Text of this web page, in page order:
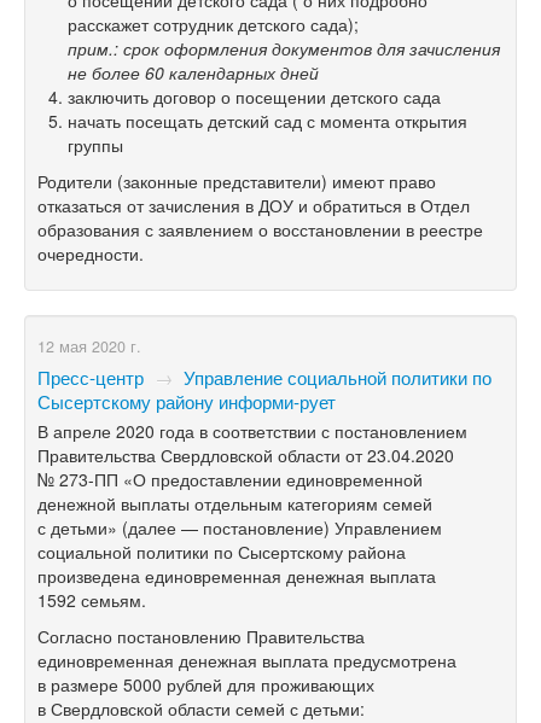
расскажет сотрудник детского сада);
прим.: срок оформления документов для зачисления
не более 60 календарных дней
заключить договор о посещении детского сада
начать посещать детский сад с момента открытия
группы
Родители (законные представители) имеют право
отказаться от зачисления в ДОУ и обратиться в Отдел
образования с заявлением о восстановлении в реестре
очередности.
12 мая 2020 г.
Пресс-центр → Управление социальной политики по
Сысертскому району информи-рует
В апреле 2020 года в соответствии с постановлением
Правительства Свердловской области от 23.04.2020
№ 273-ПП «О предоставлении единовременной
денежной выплаты отдельным категориям семей
с детьми» (далее — постановление) Управлением
социальной политики по Сысертскому района
произведена единовременная денежная выплата
1592 семьям.
Согласно постановлению Правительства
единовременная денежная выплата предусмотрена
в размере 5000 рублей для проживающих
в Свердловской области семей с детьми: